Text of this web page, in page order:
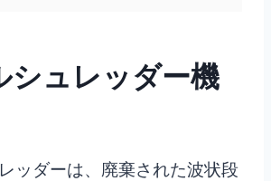
シュレッダー機
ッダーは、廃棄された波状段